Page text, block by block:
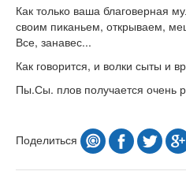
Как только ваша благоверная
своим пиканьем, открываем,
Все, занавес...
Как говорится, и волки сыты и
Пы.Сы. плов получается очень
Поделиться